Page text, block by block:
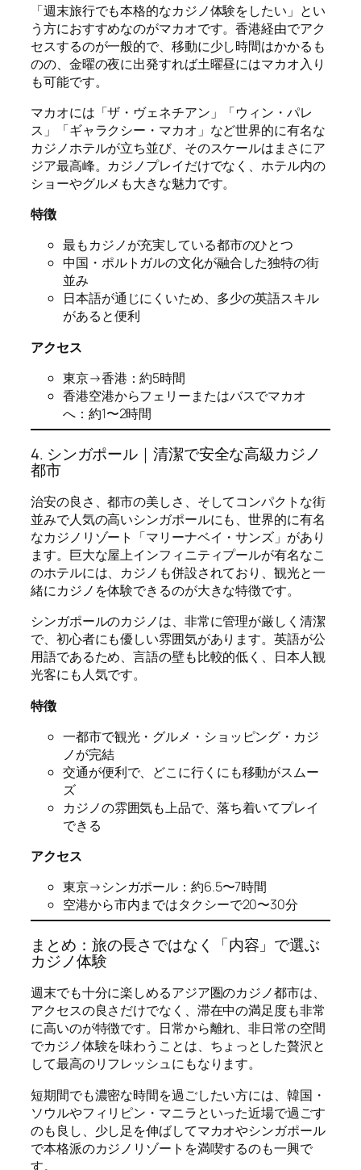
「週末旅行でも本格的なカジノ体験をしたい」とい
う方におすすめなのがマカオです。香港経由でアク
セスするのが一般的で、移動に少し時間はかかるも
のの、金曜の夜に出発すれば土曜昼にはマカオ入り
も可能です。
マカオには「ザ・ヴェネチアン」「ウィン・パレ
ス」「ギャラクシー・マカオ」など世界的に有名な
カジノホテルが立ち並び、そのスケールはまさにア
ジア最高峰。カジノプレイだけでなく、ホテル内の
ショーやグルメも大きな魅力です。
特徴
最もカジノが充実している都市のひとつ
中国・ポルトガルの文化が融合した独特の街
並み
日本語が通じにくいため、多少の英語スキル
があると便利
アクセス
東京→香港：約5時間
香港空港からフェリーまたはバスでマカオ
へ：約1〜2時間
4. シンガポール｜清潔で安全な高級カジノ
都市
治安の良さ、都市の美しさ、そしてコンパクトな街
並みで人気の高いシンガポールにも、世界的に有名
なカジノリゾート「マリーナベイ・サンズ」があり
ます。巨大な屋上インフィニティプールが有名なこ
のホテルには、カジノも併設されており、観光と一
緒にカジノを体験できるのが大きな特徴です。
シンガポールのカジノは、非常に管理が厳しく清潔
で、初心者にも優しい雰囲気があります。英語が公
用語であるため、言語の壁も比較的低く、日本人観
光客にも人気です。
特徴
一都市で観光・グルメ・ショッピング・カジ
ノが完結
交通が便利で、どこに行くにも移動がスムー
ズ
カジノの雰囲気も上品で、落ち着いてプレイ
できる
アクセス
東京→シンガポール：約6.5〜7時間
空港から市内まではタクシーで20〜30分
まとめ：旅の長さではなく「内容」で選ぶ
カジノ体験
週末でも十分に楽しめるアジア圏のカジノ都市は、
アクセスの良さだけでなく、滞在中の満足度も非常
に高いのが特徴です。日常から離れ、非日常の空間
でカジノ体験を味わうことは、ちょっとした贅沢と
して最高のリフレッシュにもなります。
短期間でも濃密な時間を過ごしたい方には、韓国・
ソウルやフィリピン・マニラといった近場で過ごす
のも良し、少し足を伸ばしてマカオやシンガポール
で本格派のカジノリゾートを満喫するのも一興で
す。